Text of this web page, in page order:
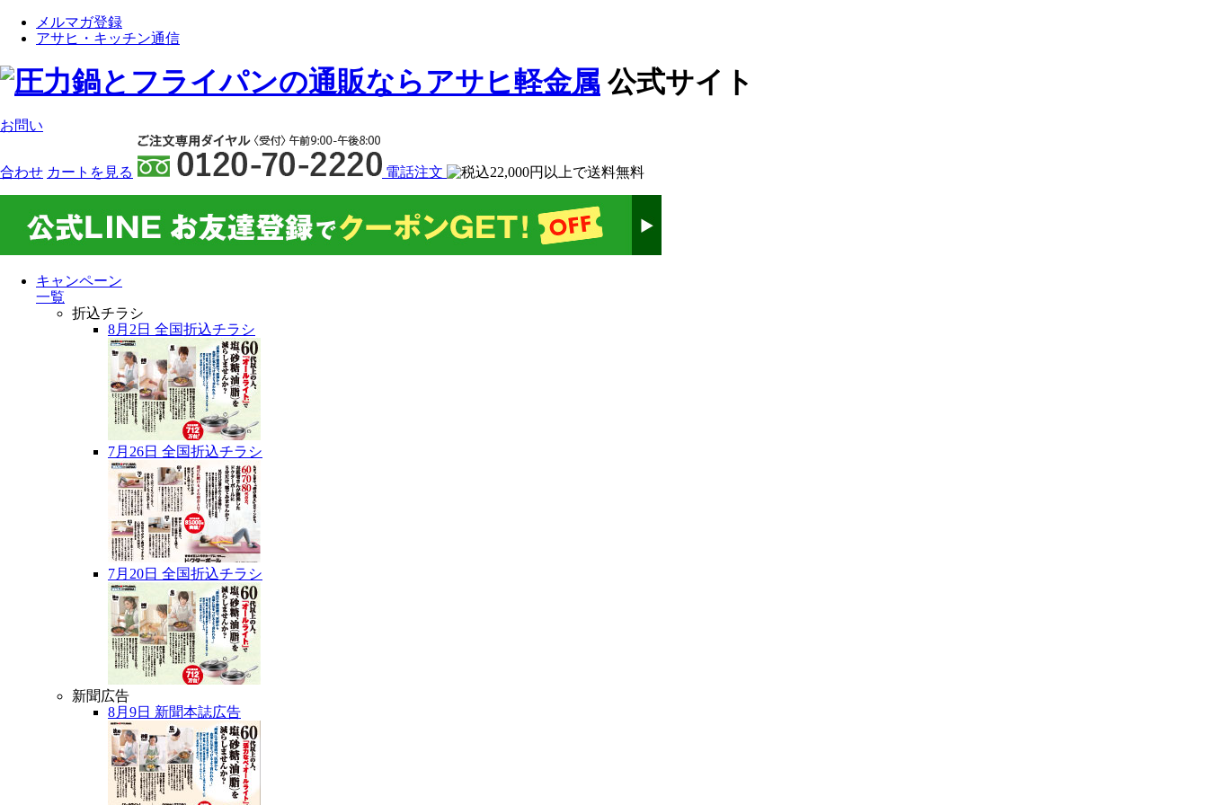
メルマガ登録
アサヒ・キッチン通信
公式サイト
お問い
合わせ カート を見る 電話注文
キャンペーン
一覧
折込チラシ
8月2日 全国折込チラシ
7月26日 全国折込チラシ
7月20日 全国折込チラシ
新聞広告
8月9日 新聞本誌広告